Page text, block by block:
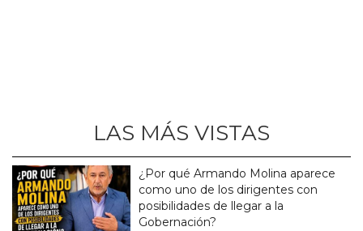
LAS MÁS VISTAS
¿Por qué Armando Molina aparece
como uno de los dirigentes con
posibilidades de llegar a la
Gobernación?